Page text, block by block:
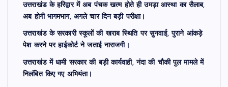
उत्तराखंड के हरिद्वार में अब पंचक खत्म होते ही उमड़ा आस्था का सैलाब,
अब होगी भागमभाग, अगले चार दिन बड़ी परीक्षा।
उत्तराखंड के सरकारी स्कूलों की खराब स्थिति पर सुनवाई, पुराने आंकड़े
पेश करने पर हाईकोर्ट ने जताई नाराजगी।
उत्तराखंड में धामी सरकार की बड़ी कार्यवाही, नंदा की चौकी पुल मामले में
निलंबित किए गए अभियंता।